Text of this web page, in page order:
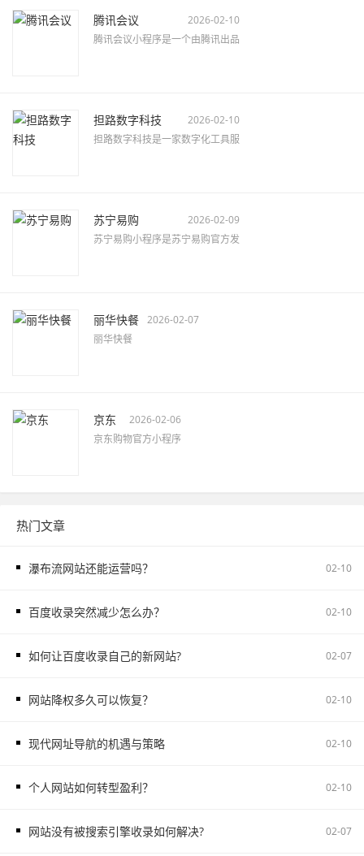
腾讯会议
2026-02-10
腾讯会议小程序是一个由腾讯出品
担路数字科技
2026-02-10
担路数字科技是一家数字化工具服
苏宁易购
2026-02-09
苏宁易购小程序是苏宁易购官方发
丽华快餐 2026-02-07
丽华快餐
京东
2026-02-06
京东购物官方小程序
热门文章
瀑布流网站还能运营吗？ 02-10
百度收录突然减少怎么办？ 02-10
如何让百度收录自己的新网站? 02-07
网站降权多久可以恢复？ 02-10
现代网址导航的机遇与策略 02-10
个人网站如何转型盈利？ 02-10
网站没有被搜索引擎收录如何解决? 02-07